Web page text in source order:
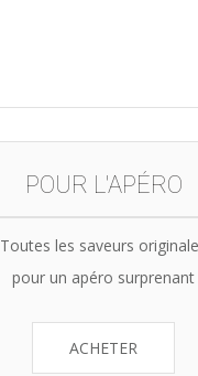
POUR L'APÉRO
Toutes les saveurs
pour un apéro surprenant
ACHETER